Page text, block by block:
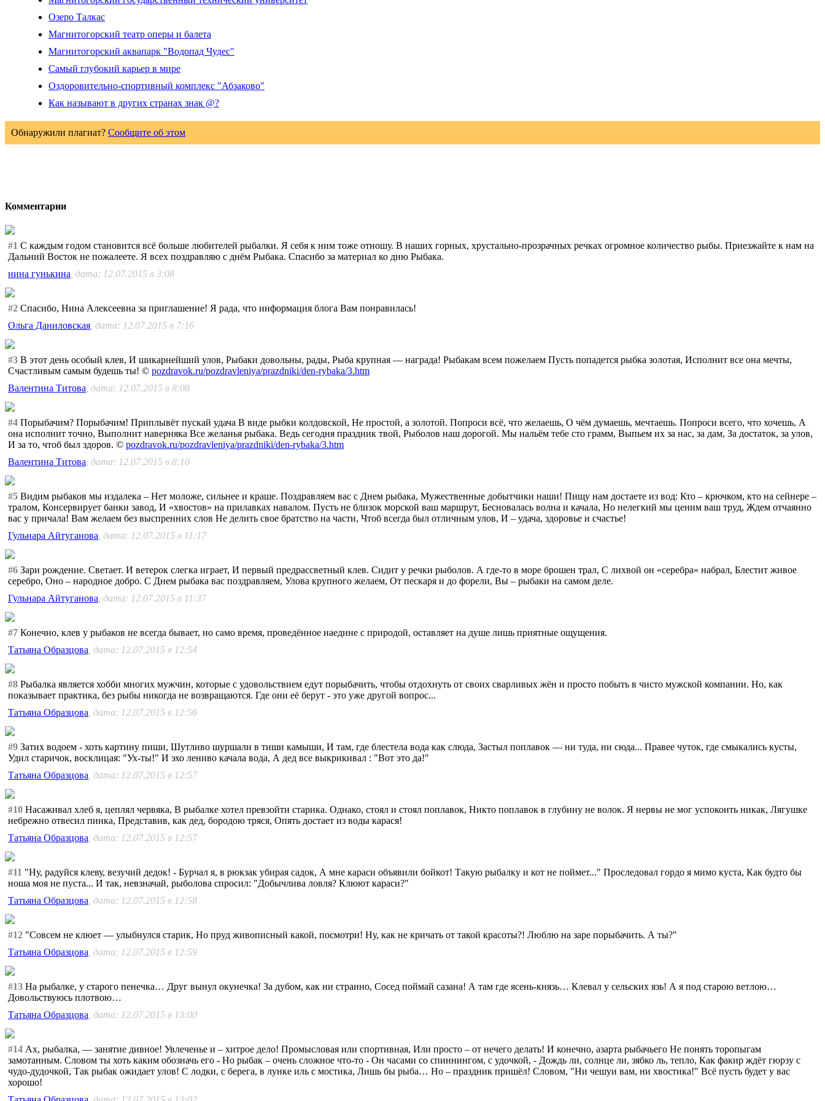
Озеро Талкас
Магнитогорский театр оперы и балета
Магнитогорский аквапарк "Водопад Чудес"
Самый глубокий карьер в мире
Оздоровительно-спортивный комплекс "Абзаково"
Как называют в других странах знак @?
Обнаружили плагиат? Сообщите об этом
Комментарии
#1 С каждым годом становится всё больше любителей рыбалки. Я себя к ним тоже отношу. В наших горных, хрустально-прозрачных речках огромное количество рыбы. Приезжайте к нам на
Дальний Восток не пожалеете. Я всех поздравляю с днём Рыбака. Спасибо за материал ко дню Рыбака.
нина гунькина , дата: 12.07.2015 в 3:08
#2 Спасибо, Нина Алексеевна за приглашение! Я рада, что информация блога Вам понравилась!
Ольга Даниловская , дата: 12.07.2015 в 7:16
#3 В этот день особый клев, И шикарнейший улов, Рыбаки довольны, рады, Рыба крупная — награда! Рыбакам всем пожелаем Пусть попадется рыбка золотая, Исполнит все она мечты,
Счастливым самым будешь ты! © pozdravok.ru/pozdravleniya/prazdniki/den-rybaka/3.htm
Валентина Титова , дата: 12.07.2015 в 8:08
#4 Порыбачим? Порыбачим! Приплывёт пускай удача В виде рыбки колдовской, Не простой, а золотой. Попроси всё, что желаешь, О чём думаешь, мечтаешь. Попроси всего, что хочешь, А
она исполнит точно, Выполнит наверняка Все желанья рыбака. Ведь сегодня праздник твой, Рыболов наш дорогой. Мы нальём тебе сто грамм, Выпьем их за нас, за дам, За достаток, за улов,
И за то, чтоб был здоров. © pozdravok.ru/pozdravleniya/prazdniki/den-rybaka/3.htm
Валентина Титова , дата: 12.07.2015 в 8:10
#5 Видим рыбаков мы издалека – Нет моложе, сильнее и краше. Поздравляем вас с Днем рыбака, Мужественные добытчики наши! Пищу нам достаете из вод: Кто – крючком, кто на сейнере –
тралом, Консервирует банки завод, И «хвостов» на прилавках навалом. Пусть не близок морской ваш маршрут, Бесновалась волна и качала, Но нелегкий мы ценим ваш труд, Ждем отчаянно
вас у причала! Вам желаем без выспренних слов Не делить свое братство на части, Чтоб всегда был отличным улов, И – удача, здоровье и счастье!
Гульнара Айтуганова , дата: 12.07.2015 в 11:17
#6 Зари рождение. Светает. И ветерок слегка играет, И первый предрассветный клев. Сидит у речки рыболов. А где-то в море брошен трал, С лихвой он «серебра» набрал, Блестит живое
серебро, Оно – народное добро. С Днем рыбака вас поздравляем, Улова крупного желаем, От пескаря и до форели, Вы – рыбаки на самом деле.
Гульнара Айтуганова , дата: 12.07.2015 в 11:37
#7 Конечно, клев у рыбаков не всегда бывает, но само время, проведённое наедине с природой, оставляет на душе лишь приятные ощущения.
Татьяна Образцова , дата: 12.07.2015 в 12:54
#8 Рыбалка является хобби многих мужчин, которые с удовольствием едут порыбачить, чтобы отдохнуть от своих сварливых жён и просто побыть в чисто мужской компании. Но, как
показывает практика, без рыбы никогда не возвращаются. Где они её берут - это уже другой вопрос...
Татьяна Образцова , дата: 12.07.2015 в 12:56
#9 Затих водоем - хоть картину пиши, Шутливо шуршали в тиши камыши, И там, где блестела вода как слюда, Застыл поплавок — ни туда, ни сюда... Правее чуток, где смыкались кусты,
Удил старичок, восклицая: "Ух-ты!" И эхо лениво качала вода, А дед все выкрикивал : "Вот это да!"
Татьяна Образцова , дата: 12.07.2015 в 12:57
#10 Насаживал хлеб я, цеплял червяка, В рыбалке хотел превзойти старика. Однако, стоял и стоял поплавок, Никто поплавок в глубину не волок. Я нервы не мог успокоить никак, Лягушке
небрежно отвесил пинка, Представив, как дед, бородою тряся, Опять достает из воды карася!
Татьяна Образцова , дата: 12.07.2015 в 12:57
#11 "Ну, радуйся клеву, везучий дедок! - Бурчал я, в рюкзак убирая садок, А мне караси объявили бойкот! Такую рыбалку и кот не поймет..." Проследовал гордо я мимо куста, Как будто бы
ноша моя не пуста... И так, невзначай, рыболова спросил: "Добычлива ловля? Клюют караси?"
Татьяна Образцова , дата: 12.07.2015 в 12:58
#12 "Совсем не клюет — улыбнулся старик, Но пруд живописный какой, посмотри! Ну, как не кричать от такой красоты?! Люблю на заре порыбачить. А ты?"
Татьяна Образцова , дата: 12.07.2015 в 12:59
#13 На рыбалке, у старого пенечка… Друг вынул окунечка! За дубом, как ни странно, Сосед поймай сазана! А там где ясень-князь… Клевал у сельских язь! А я под старою ветлою…
Довольствуюсь плотвою…
Татьяна Образцова , дата: 12.07.2015 в 13:00
#14 Ах, рыбалка, — занятие дивное! Увлеченье и – хитрое дело! Промысловая или спортивная, Или просто – от нечего делать! И конечно, азарта рыбачьего Не понять торопыгам
замотанным. Словом ты хоть каким обозначь его - Но рыбак – очень сложное что-то - Он часами со спиннингом, с удочкой, - Дождь ли, солнце ли, зябко ль, тепло, Как факир ждёт гюрзу с
чудо-дудочкой, Так рыбак ожидает улов! С лодки, с берега, в лунке иль с мостика, Лишь бы рыба… Но – праздник пришёл! Словом, "Ни чешуи вам, ни хвостика!" Всё пусть будет у вас
хорошо!